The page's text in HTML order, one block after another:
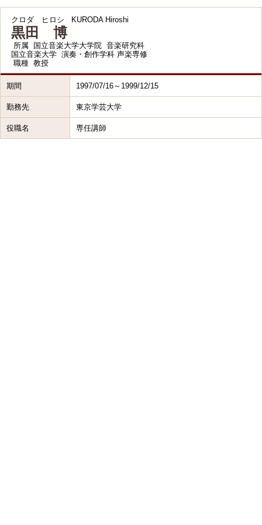
クロダ ヒロシ KURODA Hiroshi
黒田 博
所属
国立音楽大学大学院 音楽研究科
国立音楽大学 演奏・創作学科 声楽専修
職種 教授
期間 1997/07/16～1999/12/15
勤務先 東京学芸大学
役職名 専任講師